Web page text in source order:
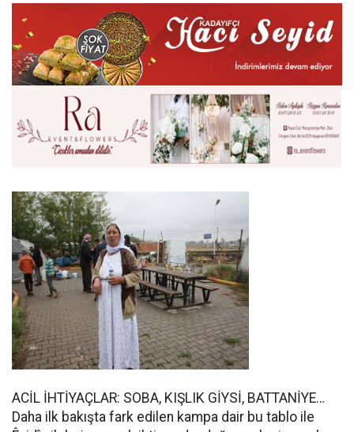
ACİL İHTİYAÇLAR: SOBA, KIŞLIK GİYSİ, BATTANİYE…
Daha ilk bakışta fark edilen kampa dair bu tablo ile